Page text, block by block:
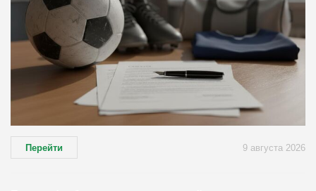
Перейти 9 августа 2026